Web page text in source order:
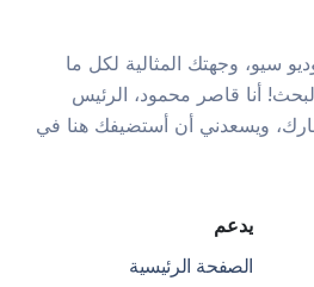
سيو، وجهتك المثالية لكل ما
أنا قاصر محمود، الرئيس
ويسعدني أن أستضيفك هنا في
يدعم
الصفحة الرئيسية